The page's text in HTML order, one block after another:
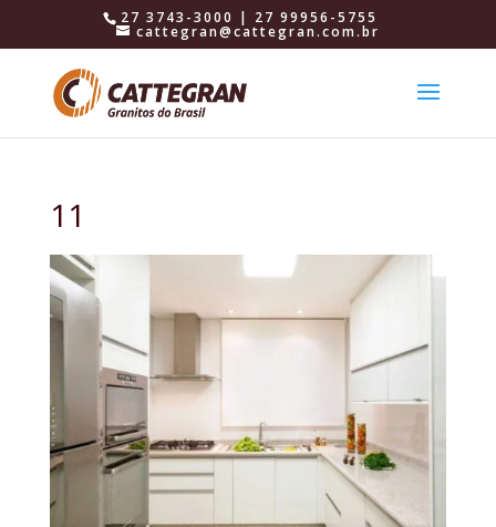
27 3743-3000 | 27 99956-5755
cattegran@cattegran.com.br
11